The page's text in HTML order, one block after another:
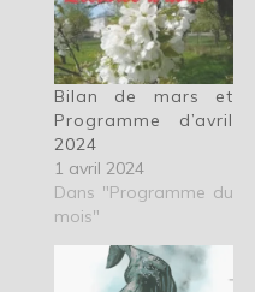
Bilan de mars et
Programme d’avril
2024
1 avril 2024
Dans "Programme du
mois"